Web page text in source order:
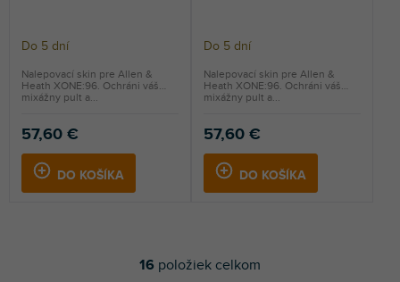
Do 5 dní
57,60 €
DO KOŠÍKA
Nalepovací skin pre Allen &
Heath XONE:96. Ochráni váš
mixážny pult a...
Do 5 dní
57,60 €
DO KOŠÍKA
Nalepovací skin pre Allen &
Heath XONE:96. Ochráni váš
mixážny pult a...
O
16 položiek celkom